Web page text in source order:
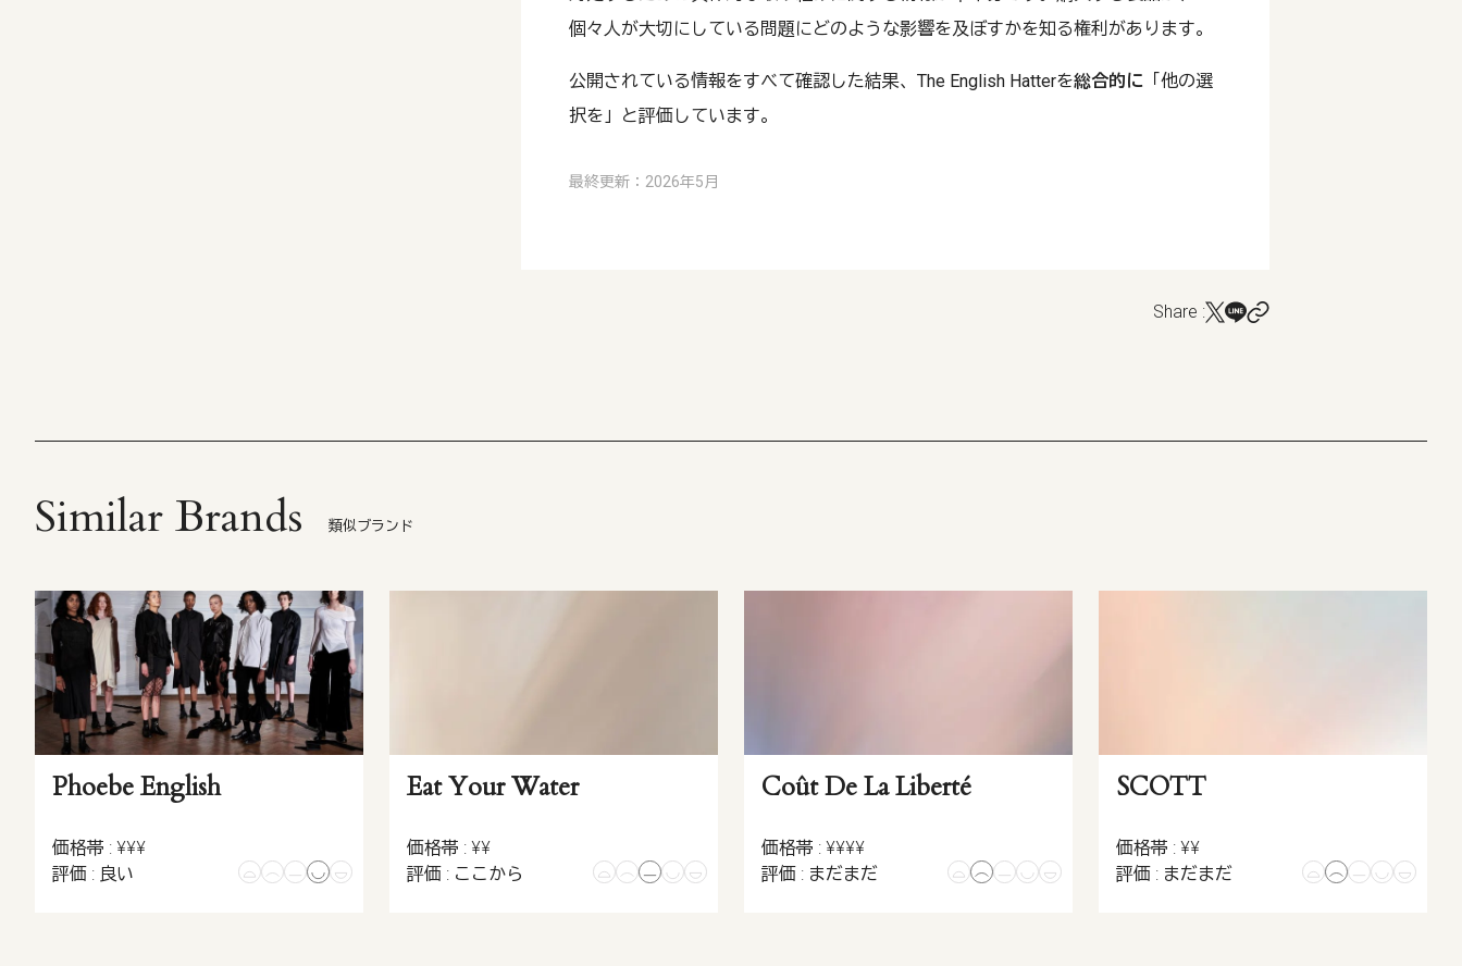
個々人が大切にしている問題にどのような影響を及ぼすかを知る権利があります。
公開されている情報をすべて確認した結果、The English Hatterを総合的に 「他の選
択を」と評価しています。
最終更新：2026年5月
Share :
Similar Brands 類似ブランド
Phoebe English
価格帯 : ¥¥¥
評価 : 良い
Eat Your Water
価格帯 : ¥¥
評価 : ここから
Coût De La Liberté
価格帯 : ¥¥¥¥
評価 : まだまだ
SCOTT
価格帯 : ¥¥
評価 : まだまだ